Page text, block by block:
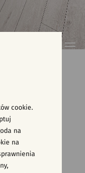
PŁYTEK
cookie.
na
na